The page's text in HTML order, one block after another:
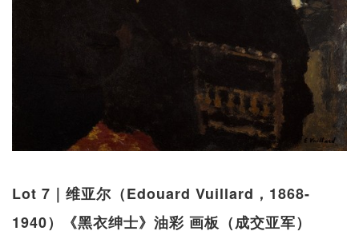
Lot 7｜维亚尔（Edouard Vuillard，1868-
1940）《黑衣绅士》油彩 画板（成交亚军）